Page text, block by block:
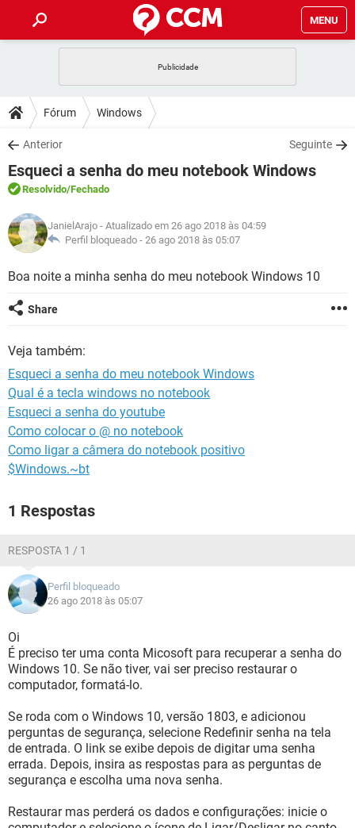
MENU
CELULAR
OUTLOOK
INSTAGRAM GMAIL
GUIA DE COMPRAS
DICAS
JOGOS
OUTLOOK
INSTAGRAM
GUIA DE COMPRAS
DOWNLOADS
JOGOS WHATSAPP
CELULAR
OUTLOOK EXCEL
INSTAGRAM
GUIA DE COMPRAS
FÓRUM
JOGOS
CELULAR FACEBOOK
GLOSSÁRIO
JOGOS
CELULAR FACEBOOK
OUTLOOK
GUIA DE COMPRAS
Fórum Windows
Anterior Seguinte
Esqueci a senha do meu notebook Windows
Resolvido/Fechado
JanielArajo - Atualizado em 26 ago 2018 às 04:59
Perfil bloqueado - 26 ago 2018 às 05:07
Boa noite a minha senha do meu notebook Windows 10
Share
Veja também:
Esqueci a senha do meu notebook Windows
Qual é a tecla windows no notebook
Esqueci a senha do youtube
Como colocar o @ no notebook
Como ligar a câmera do notebook positivo
$Windows.~bt
1 Respostas
RESPOSTA 1 / 1
Perfil bloqueado
26 ago 2018 às 05:07
Oi
É preciso ter uma conta Micosoft para recuperar a senha do
Windows 10. Se não tiver, vai ser preciso restaurar o
computador, formatá-lo.
Se roda com o Windows 10, versão 1803, e adicionou
perguntas de segurança, selecione Redefinir senha na tela
de entrada. O link se exibe depois de digitar uma senha
errada. Depois, insira as respostas para as perguntas de
segurança e escolha uma nova senha.
Restaurar mas perderá os dados e configurações: inicie o